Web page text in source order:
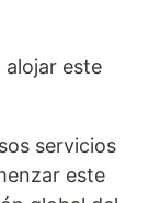
este
servicios
este